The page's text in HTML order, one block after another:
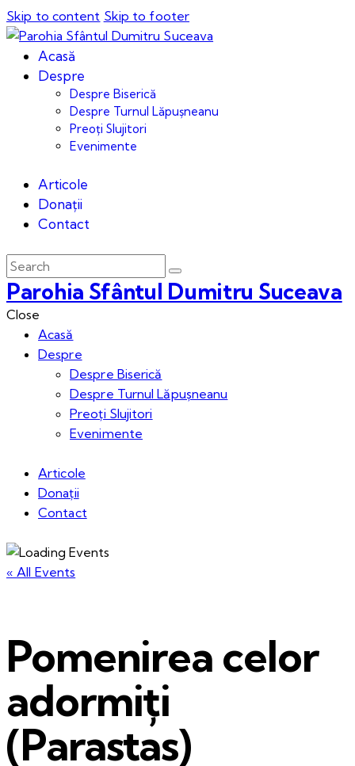
Skip to content Skip to footer
Acasă
Despre
Despre Biserică
Despre Turnul Lăpușneanu
Preoți Slujitori
Evenimente
Articole
Donații
Contact
Parohia Sfântul Dumitru Suceava
Close
Acasă
Despre
Despre Biserică
Despre Turnul Lăpușneanu
Preoți Slujitori
Evenimente
Articole
Donații
Contact
« All Events
Pomenirea celor
adormiți
(Parastas)